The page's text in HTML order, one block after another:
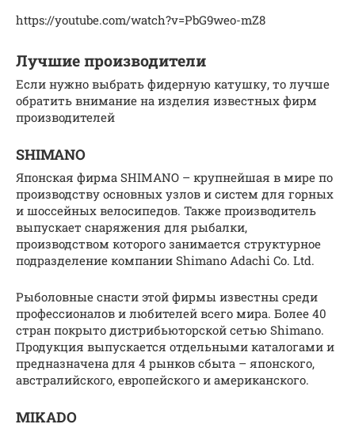
https://youtube.com/watch?v=PbG9weo-mZ8
Лучшие производители
Если нужно выбрать фидерную катушку, то лучше
обратить внимание на изделия известных фирм
производителей
SHIMANO
Японская фирма SHIMANO – крупнейшая в мире по
производству основных узлов и систем для горных
и шоссейных велосипедов. Также производитель
выпускает снаряжения для рыбалки,
производством которого занимается структурное
подразделение компании Shimano Adachi Co. Ltd.
Рыболовные снасти этой фирмы известны среди
профессионалов и любителей всего мира. Более 40
стран покрыто дистрибьюторской сетью Shimano.
Продукция выпускается отдельными каталогами и
предназначена для 4 рынков сбыта – японского,
австралийского, европейского и американского.
MIKADO